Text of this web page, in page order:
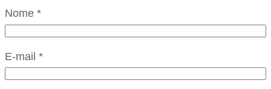
Nome *
E-mail *